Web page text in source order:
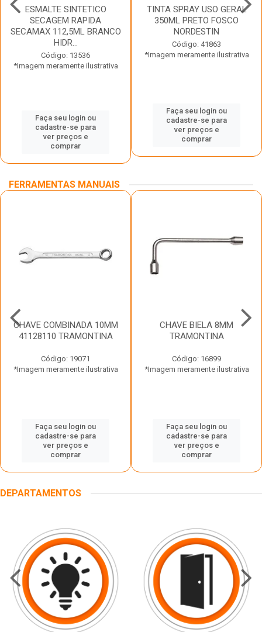
ESMALTE SINTETICO
SECAGEM RAPIDA
SECAMAX 112,5ML BRANCO
HIDR...
Código: 13536
*Imagem meramente ilustrativa
Faça seu login ou
cadastre-se para
ver preços e
comprar
TINTA SPRAY USO GERAL
350ML PRETO FOSCO
NORDESTIN
Código: 41863
*Imagem meramente ilustrativa
Faça seu login ou
cadastre-se para
ver preços e
comprar
FERRAMENTAS MANUAIS
CHAVE COMBINADA 10MM
41128110 TRAMONTINA
Código: 19071
*Imagem meramente ilustrativa
Faça seu login ou
cadastre-se para
ver preços e
comprar
CHAVE BIELA 8MM
TRAMONTINA
Código: 16899
*Imagem meramente ilustrativa
Faça seu login ou
cadastre-se para
ver preços e
comprar
DEPARTAMENTOS